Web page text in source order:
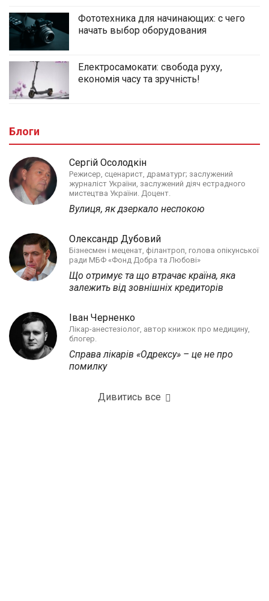
Фототехника для начинающих: с чего
начать выбор оборудования
Електросамокати: свобода руху,
економія часу та зручність!
Блоги
Сергій Осолодкін
Режисер, сценарист, драматург; заслужений
журналіст України, заслужений діяч естрадного
мистецтва України. Доцент.
Вулиця, як дзеркало неспокою
Олександр Дубовий
Бізнесмен і меценат, філантроп, голова опікунської
ради МБФ «Фонд Добра та Любові»
Що отримує та що втрачає країна, яка
залежить від зовнішніх кредиторів
Іван Черненко
Лікар-анестезіолог, автор книжок про медицину,
блогер.
Справа лікарів «Одрексу» – це не про
помилку
Дивитись все